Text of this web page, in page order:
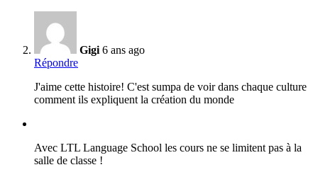
Gigi 6 ans ago
Répondre
J'aime cette histoire! C'est sumpa de voir dans chaque culture
comment ils expliquent la création du monde
Avec LTL Language School les cours ne se limitent pas à la
salle de classe !